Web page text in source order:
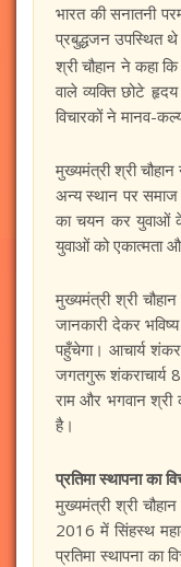
भारत की सनातनी
प्रबुद्धजन उपस्थित
श्री चौहान ने कहा
वाले व्यक्ति छोटे
विचारकों ने मानव-
मुख्यमंत्री श्री
अन्य स्थान पर समाज
का चयन कर युवाओं के
युवाओं को एकात्मता
मुख्यमंत्री श्री
जानकारी देकर
पहुँचेगा। आचार्य
जगतगुरू शंकराचार्य 8
राम और भगवान श्री
है।
प्रतिमा स्थापना का
मुख्यमंत्री श्री
2016 में सिंहस्थ
प्रतिमा स्थापना